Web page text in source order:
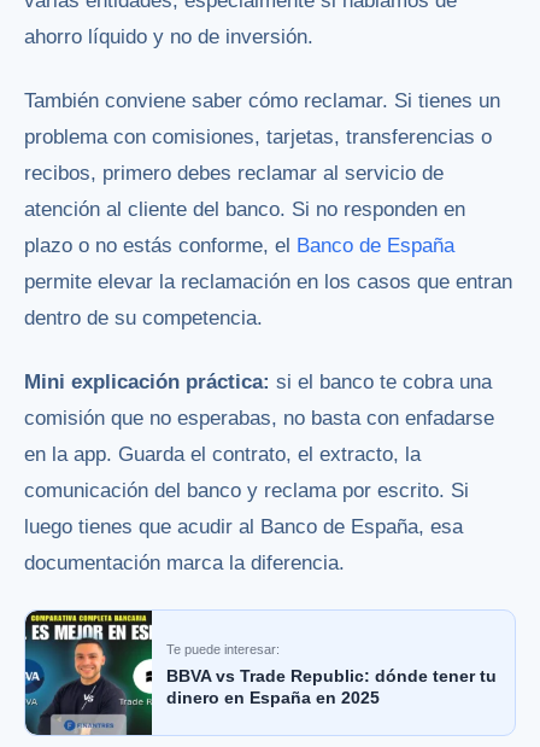
ahorro líquido y no de inversión.
También conviene saber cómo reclamar. Si tienes un
problema con comisiones, tarjetas, transferencias o
recibos, primero debes reclamar al servicio de
atención al cliente del banco. Si no responden en
plazo o no estás conforme, el
Banco de España
permite elevar la reclamación en los casos que entran
dentro de su competencia.
Mini explicación práctica: si el banco te cobra una
comisión que no esperabas, no basta con enfadarse
en la app. Guarda el contrato, el extracto, la
comunicación del banco y reclama por escrito. Si
luego tienes que acudir al Banco de España, esa
documentación marca la diferencia.
Te puede interesar:
BBVA vs Trade Republic: dónde tener tu
dinero en España en 2025